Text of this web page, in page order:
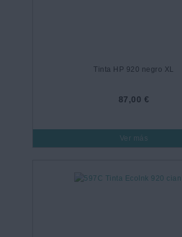
Tinta HP 920 negro XL
87,00 €
Ver más